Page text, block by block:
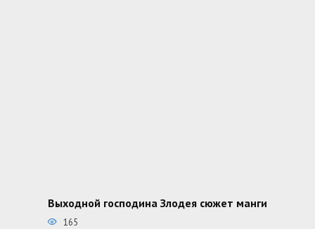
Выходной господина Злодея сюжет манги
165